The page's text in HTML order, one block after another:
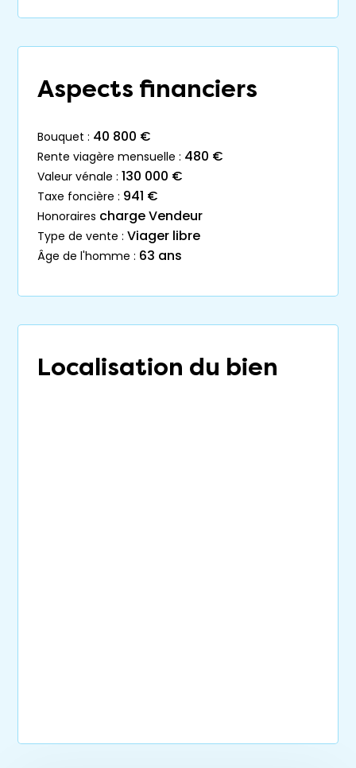
Aspects financiers
bouquet : 40 800 €
rente viagère mensuelle : 480 €
valeur vénale : 130 000 €
taxe foncière : 941 €
honoraires charge Vendeur
type de vente : Viager libre
âge de l'homme : 63 ans
Localisation du bien